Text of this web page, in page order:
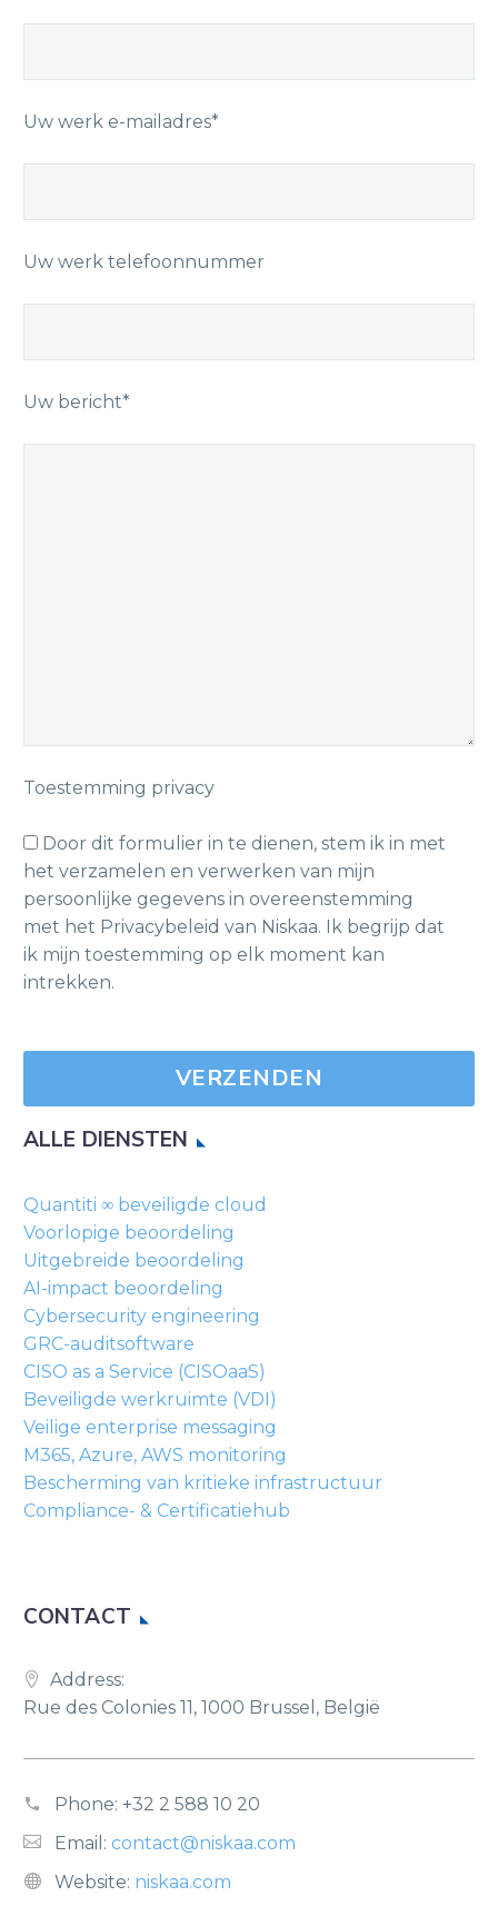
Uw werk e-mailadres*
Uw werk telefoonnummer
Uw bericht*
Toestemming privacy
Door dit formulier in te dienen, stem ik in met
het verzamelen en verwerken van mijn
persoonlijke gegevens in overeenstemming
met het Privacybeleid van Niskaa. Ik begrijp dat
ik mijn toestemming op elk moment kan
intrekken.
Laat
veld
leeg.
ALLE DIENSTEN
Quantiti ∞ beveiligde cloud
Voorlopige beoordeling
Uitgebreide beoordeling
AI-impact beoordeling
Cybersecurity engineering
GRC-auditsoftware
CISO as a Service (CISOaaS)
Beveiligde werkruimte (VDI)
Veilige enterprise messaging
M365, Azure, AWS monitoring
Bescherming van kritieke infrastructuur
Compliance- & Certificatiehub
CONTACT
Address:
Rue des Colonies 11, 1000 Brussel, België
Phone: +32 2 588 10 20
Email: contact@niskaa.com
Website: niskaa.com